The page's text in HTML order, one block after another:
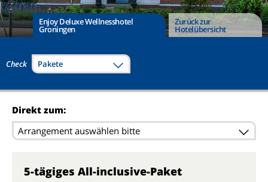
Enjoy Deluxe Wellnesshotel
Groningen
Zurück zur
Hotelübersicht
Check Pakete
Direkt zum:
Arrangement auswählen bitte
5-tägiges All-inclusive-Paket